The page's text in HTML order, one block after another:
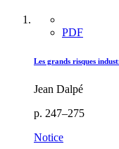
PDF
Les grands risques
Jean Dalpé
p. 247–275
Notice